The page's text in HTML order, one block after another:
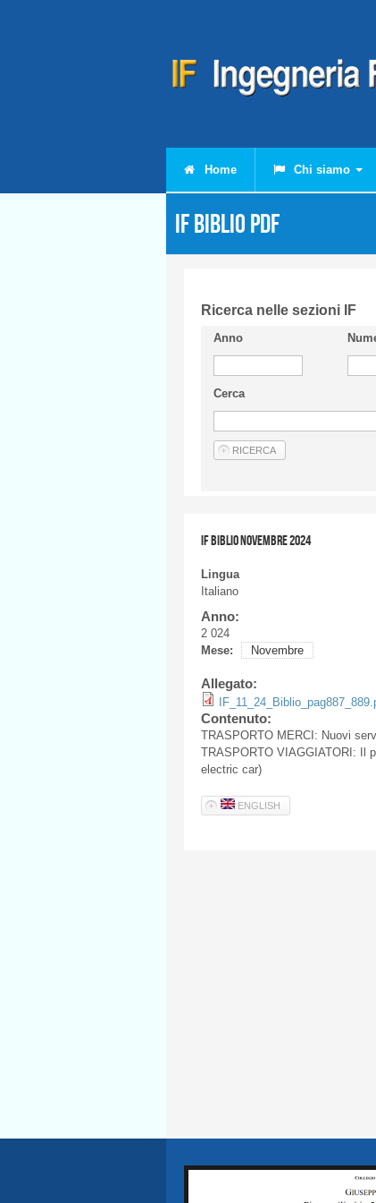
Home Chi siamo
IF Biblio PDF
Ricerca nelle sezioni IF
Anno
Cerca
IF BIBLIO NOVEMBRE 2024
Lingua
Italiano
Anno:
2 024
Mese:
Novembre
Allegato:
Contenuto:
TRASPORTO MERCI: Nuovi
TRASPORTO VIAGGIATORI: Il
electric car)
ENGLISH